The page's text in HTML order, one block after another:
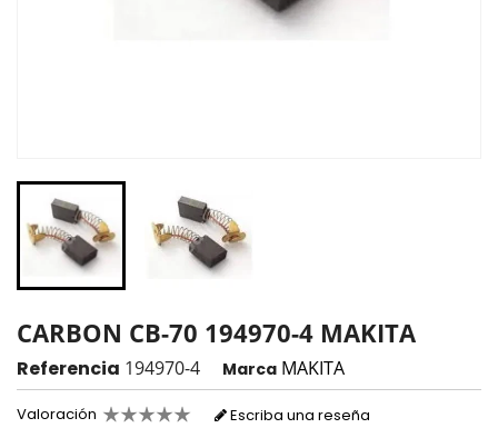
CARBON CB-70 194970-4 MAKITA
Referencia 194970-4 Marca MAKITA
Valoración Escriba una reseña